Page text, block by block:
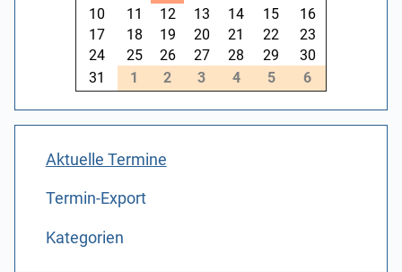
10
11 12 13 14 15
16
17
18 19 20 21 22
23
24
25 26 27 28 29
30
31
1 2 3 4 5 6
Aktuelle Termine
Termin-Export
Kategorien